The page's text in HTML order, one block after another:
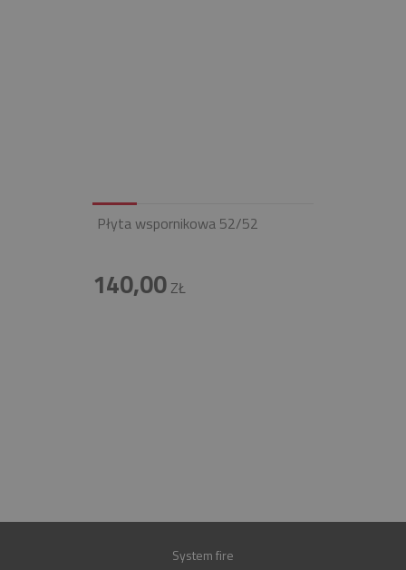
Płyta wspornikowa 52/52
140,00ZŁ
System fire